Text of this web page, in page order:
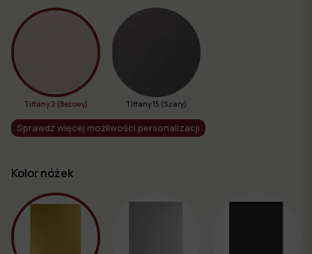
Tiffany 2 (Beżowy) Tiffany 15 (Szary)
Sprawdź więcej możliwości personalizacji
Kolor nóżek